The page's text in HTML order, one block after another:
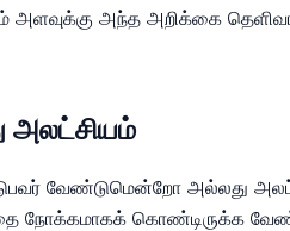
அளவுக்கு அந்த அறிக்கை
அலட்சியம்
வேண்டுமென்றோ அல்லது
நோக்கமாகக் கொண்டிருக்க